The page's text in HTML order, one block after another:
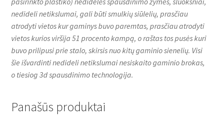
nedideli netikslumai, gali būti smulkių siūlelių, prasčiau
atrodyti vietos kur gaminys buvo paremtas, prasčiau atrodyti
vietos kurios viršija 51 procento kampą, o raštas tos pusės kuri
buvo prilipusi prie stalo, skirsis nuo kitų gaminio sienelių. Visi
šie išvardinti nedideli netikslumai nesiskaito gaminio brokas,
o tiesiog 3d spausdinimo technologija.
Panašūs produktai